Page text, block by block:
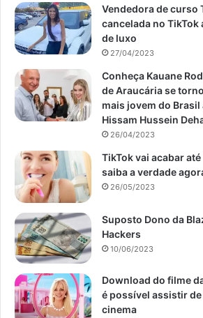
limão em vasos (reprodução
Cuidando do limoeiro
Para haver um bom desenvolvimento
preciso atender as demandas da
modo, posicione o vaso em um local
incidência de luz solar direta por pelo
diárias.
Vendedora de curso
cancelada no
de luxo
27/04/2023
Conheça Kauane
de Araucária se
mais jovem do Brasil
Hissam Hussein
26/04/2023
TikTok vai acabar
saiba a verdade
26/05/2023
Suposto Dono da
Hackers
10/06/2023
Download do filme
é possível assistir
cinema